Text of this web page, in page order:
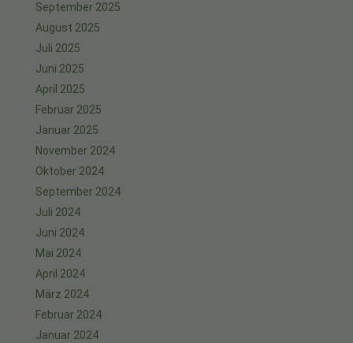
September 2025
August 2025
Juli 2025
Juni 2025
April 2025
Februar 2025
Januar 2025
November 2024
Oktober 2024
September 2024
Juli 2024
Juni 2024
Mai 2024
April 2024
März 2024
Februar 2024
Januar 2024